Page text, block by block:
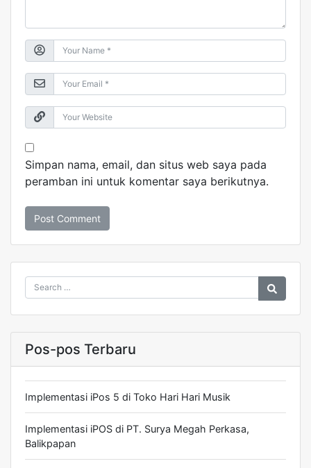
Simpan nama, email, dan situs web saya pada
peramban ini untuk komentar saya berikutnya.
Pos-pos Terbaru
Implementasi iPos 5 di Toko Hari Hari Musik
Implementasi iPOS di PT. Surya Megah Perkasa,
Balikpapan